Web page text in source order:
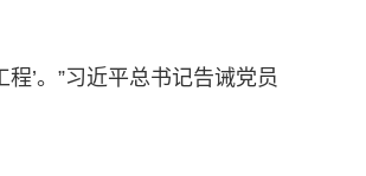
’。”习近平总书记告诫党员